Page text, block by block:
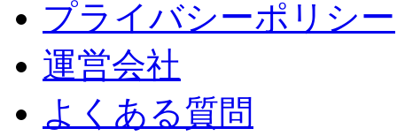
プライバシーポリシー
運営会社
よくある質問